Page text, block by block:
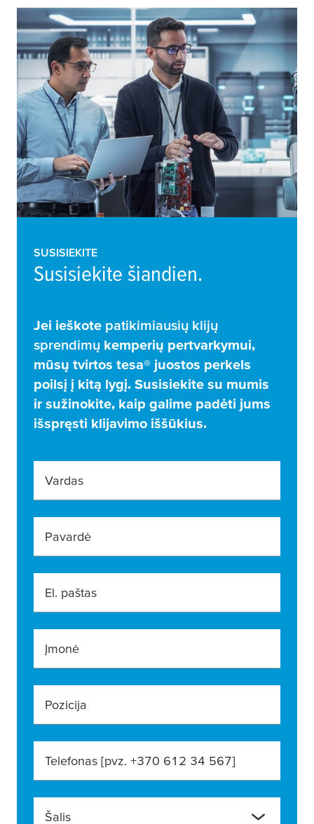
SUSISIEKITE
Susisiekite šiandien.
Jei ieškote patikimiausių klijų
sprendimų kemperių pertvarkymui,
mūsų tvirtos tesa® juostos perkels
poilsį į kitą lygį. Susisiekite su mumis
ir sužinokite, kaip galime padėti jums
išspręsti klijavimo iššūkius.
Vardas
Pavardė
El. paštas
Įmonė
Pozicija
Telefonas [pvz. +370 612 34 567]
Šalis